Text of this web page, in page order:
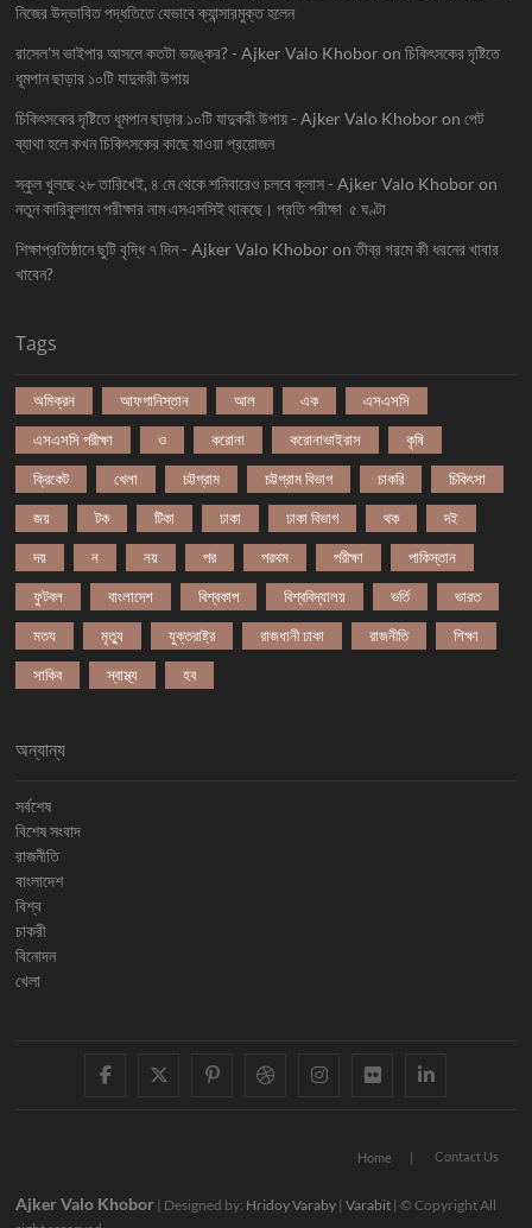
নিজের উদ্ভাবিত পদ্ধতিতে যেভাবে ক্যান্সারমুক্ত হলেন
রাসেল'স ভাইপার আসলে কতটা ভয়ঙ্কর? - Ajker Valo Khobor onচিকিৎসকের দৃষ্টিতে
ধূমপান ছাড়ার ১০টি যাদুকরী উপায়
চিকিৎসকের দৃষ্টিতে ধূমপান ছাড়ার ১০টি যাদুকরী উপায় - Ajker Valo Khobor onপেট
ব্যাথা হলে কখন চিকিৎসকের কাছে যাওয়া প্রয়োজন
স্কুল খুলছে ২৮ তারিখেই, ৪ মে থেকে শনিবারেও চলবে ক্লাস - Ajker Valo Khobor on
নতুন কারিকুলামে পরীক্ষার নাম এসএসসিই থাকছে। প্রতি পরীক্ষা ৫ ঘণ্টা
শিক্ষাপ্রতিষ্ঠানে ছুটি বৃদ্ধি ৭ দিন - Ajker Valo Khobor onতীব্র গরমে কী ধরনের খাবার
খাবেন?
Tags
অমিক্রন আফগানিস্তান আল এক এসএসসি
এসএসসি পরীক্ষা ও করোনা করোনাভাইরাস কৃষি
ক্রিকেট খেলা চট্টগ্রাম চট্টগ্রাম বিভাগ চাকরি চিকিৎসা
জয় টক টিকা ঢাকা ঢাকা বিভাগ থক দই
দয় ন নয় পর পরথম পরীক্ষা পাকিস্তান
ফুটবল বাংলাদেশ বিশ্বকাপ বিশ্ববিদ্যালয় ভর্তি ভারত
মতয মৃত্যু যুক্তরাষ্ট্র রাজধানী ঢাকা রাজনীতি শিক্ষা
সাকিব স্বাস্থ্য হব
অন্যান্য
সর্বশেষ
বিশেষ সংবাদ
রাজনীতি
বাংলাদেশ
বিশ্ব
চাকরী
বিনোদন
খেলা
facebooktwitter
pinterest
dribbbleinstagram
flickr
Home Contact Us
Ajker Valo Khobor | Designed by: Hridoy Varaby |Varabit | © Copyright All